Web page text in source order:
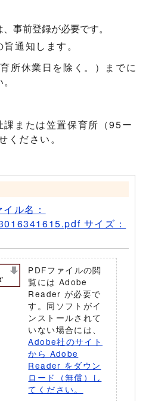
事前登録が必要です。
通知します。
所休業日を除く。）までに
または笠置保育所（95ー
ださい。
ル名：
サイズ：
PDFファイルの閲
覧には Adobe
Reader が必要で
す。同ソフトがイ
ンストールされて
いない場合には、
Adobe社のサイト
から Adobe
Reader をダウン
ロード（無償）し
てください。